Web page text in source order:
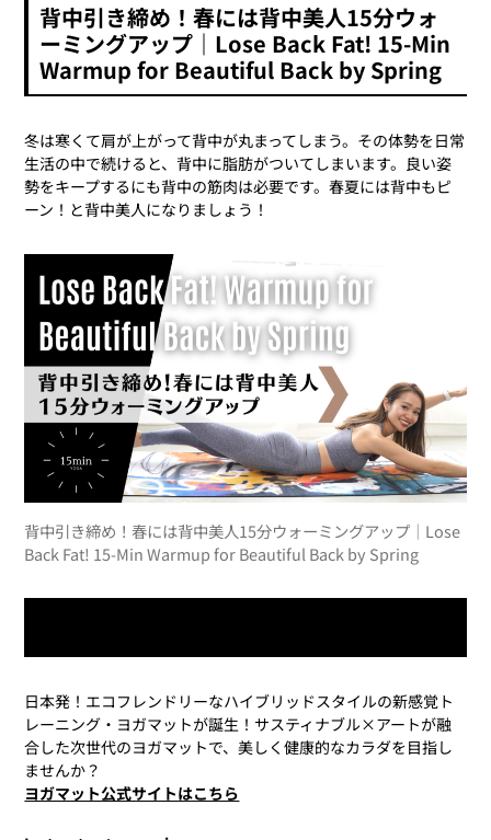
背中引き締め！春には背中美人15分ウォ
ーミングアップ｜Lose Back Fat! 15-Min
Warmup for Beautiful Back by Spring
冬は寒くて肩が上がって背中が丸まってしまう。その体勢を日常
生活の中で続けると、背中に脂肪がついてしまいます。良い姿
勢をキープするにも背中の筋肉は必要です。春夏には背中もピ
ーン！と背中美人になりましょう！
背中引き締め！春には背中美人15分ウォーミングアップ｜Lose
Back Fat! 15-Min Warmup for Beautiful Back by Spring
日本発！エコフレンドリーなハイブリッドスタイルの新感覚ト
レーニング・ヨガマットが誕生！サスティナブル×アートが融
合した次世代のヨガマットで、美しく健康的なカラダを目指し
ませんか？
ヨガマット公式サイトはこちら